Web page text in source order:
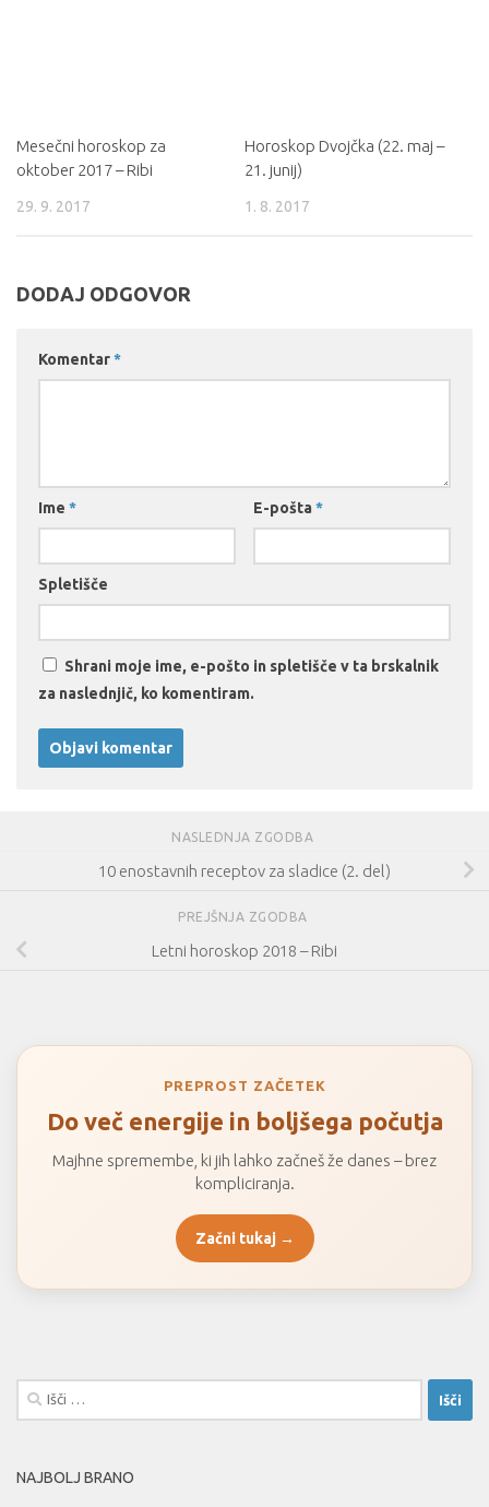
Mesečni horoskop za
oktober 2017 – Ribi
29. 9. 2017
Horoskop Dvojčka (22. maj –
21. junij)
1. 8. 2017
DODAJ ODGOVOR
Komentar*
Ime * E-pošta *
Spletišče
Shrani moje ime, e-pošto in spletišče v ta brskalnik
za naslednjič, ko komentiram.
NASLEDNJA ZGODBA
10 enostavnih receptov za sladice (2. del)
PREJŠNJA ZGODBA
Letni horoskop 2018 – Ribi
PREPROST ZAČETEK
Do več energije in boljšega počutja
Majhne spremembe, ki jih lahko začneš že danes – brez
kompliciranja.
Začni tukaj →
Išči:
NAJBOLJ BRANO